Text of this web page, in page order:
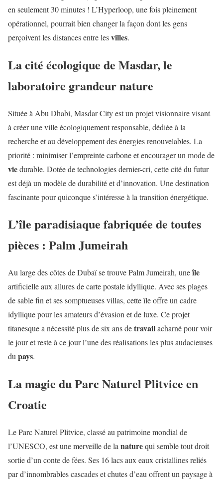
en seulement 30 minutes ! L’Hyperloop, une fois pleinement
opérationnel, pourrait bien changer la façon dont les gens
perçoivent les distances entre lesvilles.
La cité écologique de Masdar, le
laboratoire grandeur nature
Située à Abu Dhabi, Masdar City est un projet visionnaire visant
à créer une ville écologiquement responsable, dédiée à la
recherche et au développement des énergies renouvelables. La
priorité : minimiser l’empreinte carbone et encourager un mode de
viedurable. Dotée de technologies dernier-cri, cette cité du futur
est déjà un modèle de durabilité et d’innovation. Une destination
fascinante pour quiconque s’intéresse à la transition énergétique.
L’île paradisiaque fabriquée de toutes
pièces : Palm Jumeirah
Au large des côtes de Dubaï se trouve Palm Jumeirah, uneîle
artificielle aux allures de carte postale idyllique. Avec ses plages
de sable fin et ses somptueuses villas, cette île offre un cadre
idyllique pour les amateurs d’évasion et de luxe. Ce projet
titanesque a nécessité plus de six ans detravailacharné pour voir
le jour et reste à ce jour l’une des réalisations les plus audacieuses
dupays.
La magie du Parc Naturel Plitvice en
Croatie
Le Parc Naturel Plitvice, classé au patrimoine mondial de
l’UNESCO, est une merveille de la naturequi semble tout droit
sortie d’un conte de fées. Ses 16 lacs aux eaux cristallines reliés
par d’innombrables cascades et chutes d’eau offrent un paysage à